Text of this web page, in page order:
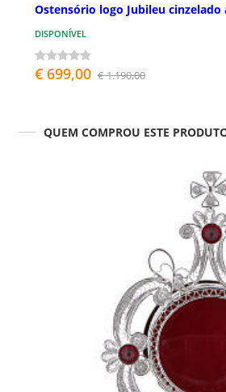
Ostensório logo Jubileu
DISPONÍVEL
€ 699,00 € 1.190,00
QUEM COMPROU ESTE